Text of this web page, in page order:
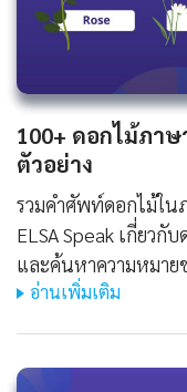
100+ ดอกไม้ภา
ตัวอย่าง
รวมคำศัพท์ดอกไม้ใน
ELSA Speak เกี่ยวกั
และค้นหาความหมาย
อ่านเพิ่มเติม